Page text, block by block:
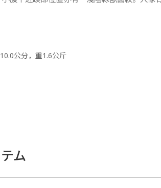
公分，重1.6公斤
ム